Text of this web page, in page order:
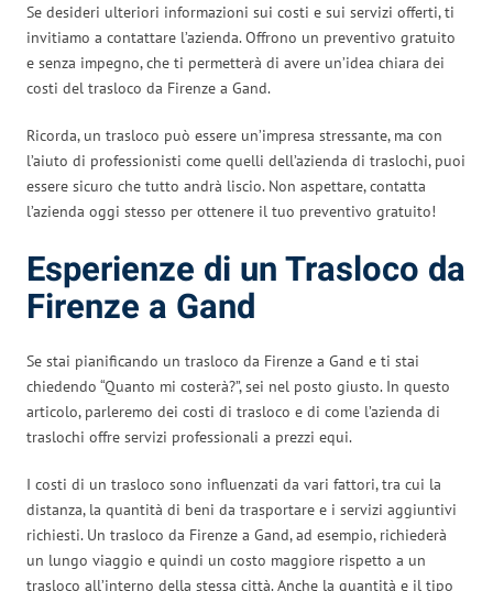
Se desideri ulteriori informazioni sui costi e sui servizi offerti, ti
invitiamo a contattare l’azienda. Offrono un preventivo gratuito
e senza impegno, che ti permetterà di avere un’idea chiara dei
costi del trasloco da Firenze a Gand.
Ricorda, un trasloco può essere un’impresa stressante, ma con
l’aiuto di professionisti come quelli dell’azienda di traslochi, puoi
essere sicuro che tutto andrà liscio. Non aspettare, contatta
l’azienda oggi stesso per ottenere il tuo preventivo gratuito!
Esperienze di un Trasloco da
Firenze a Gand
Se stai pianificando un trasloco da Firenze a Gand e ti stai
chiedendo “Quanto mi costerà?”, sei nel posto giusto. In questo
articolo, parleremo dei costi di trasloco e di come l’azienda di
traslochi offre servizi professionali a prezzi equi.
I costi di un trasloco sono influenzati da vari fattori, tra cui la
distanza, la quantità di beni da trasportare e i servizi aggiuntivi
richiesti. Un trasloco da Firenze a Gand, ad esempio, richiederà
un lungo viaggio e quindi un costo maggiore rispetto a un
trasloco all’interno della stessa città. Anche la quantità e il tipo